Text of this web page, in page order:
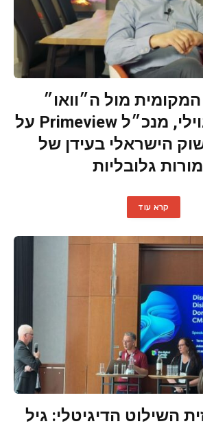
מול ה״וואו״
העולמי: שי גוילי, מנכ״ל Primeview על
הישראלי בעידן של
גלובליות
קרא עוד
השילוט הדיגיטלי: גיל